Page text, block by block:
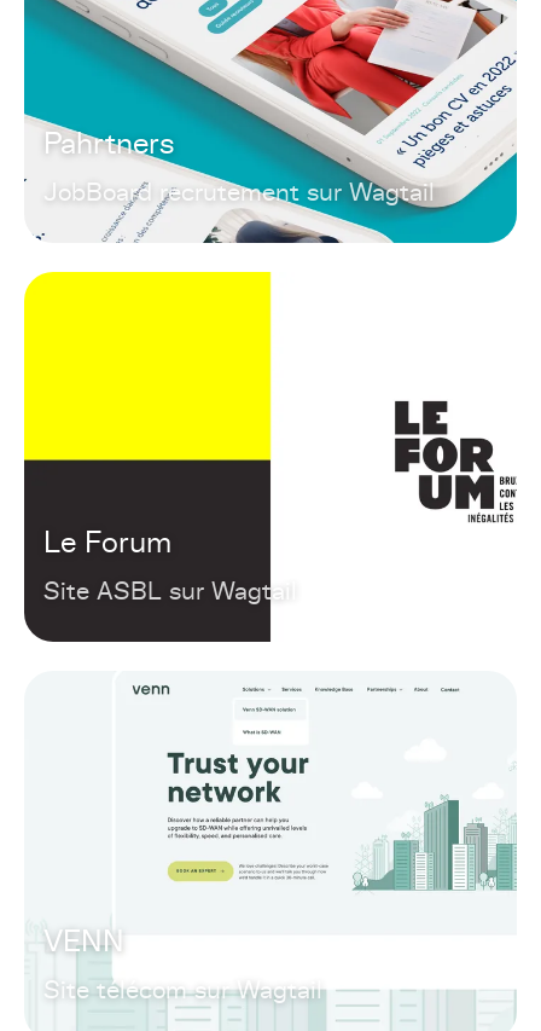
Pahrtners
JobBoard recrutement sur Wagtail
Le Forum
Site ASBL sur Wagtail
VENN
Site télécom sur Wagtail